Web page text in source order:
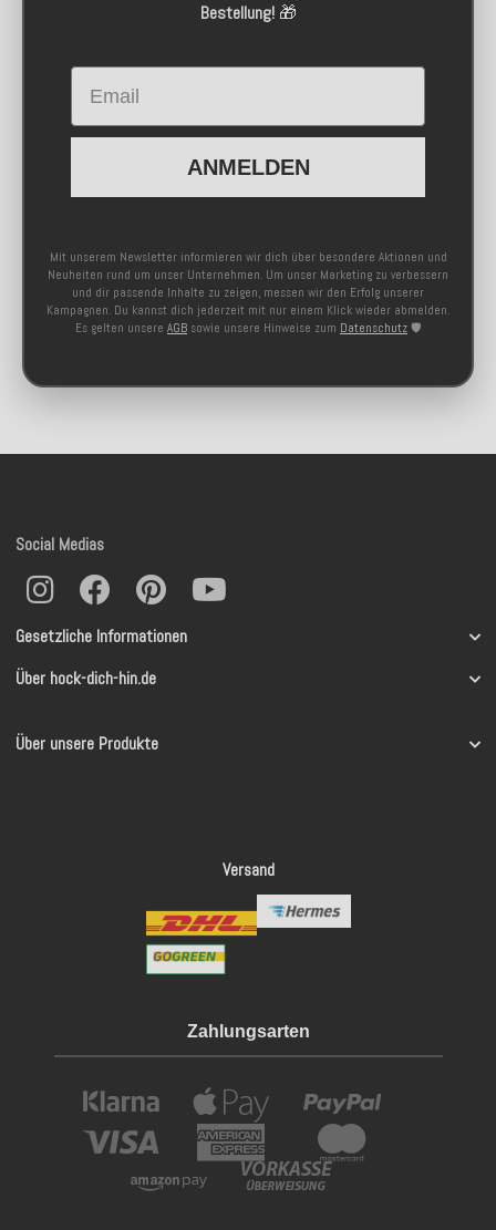
Bestellung!🎁
Email
ANMELDEN
Mit unserem Newsletter informieren wir dich über besondere Aktionen und
Neuheiten rund um unser Unternehmen. Um unser Marketing zu verbessern
und dir passende Inhalte zu zeigen, messen wir den Erfolg unserer
Kampagnen. Du kannst dich jederzeit mit nur einem Klick wieder abmelden.
Es gelten unsere AGB sowie unsere Hinweise zum Datenschutz 🛡️
Gesetzliche Informationen
Über hock-dich-hin.de
Über unsere Produkte
Social Medias
Versand
Zahlungsarten